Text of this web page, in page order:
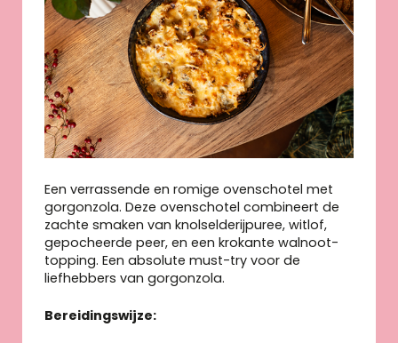
Een verrassende en romige ovenschotel met
gorgonzola. Deze ovenschotel combineert de
zachte smaken van knolselderijpuree, witlof,
gepocheerde peer, en een krokante walnoot-
topping. Een absolute must-try voor de
liefhebbers van gorgonzola.
Bereidingswijze: